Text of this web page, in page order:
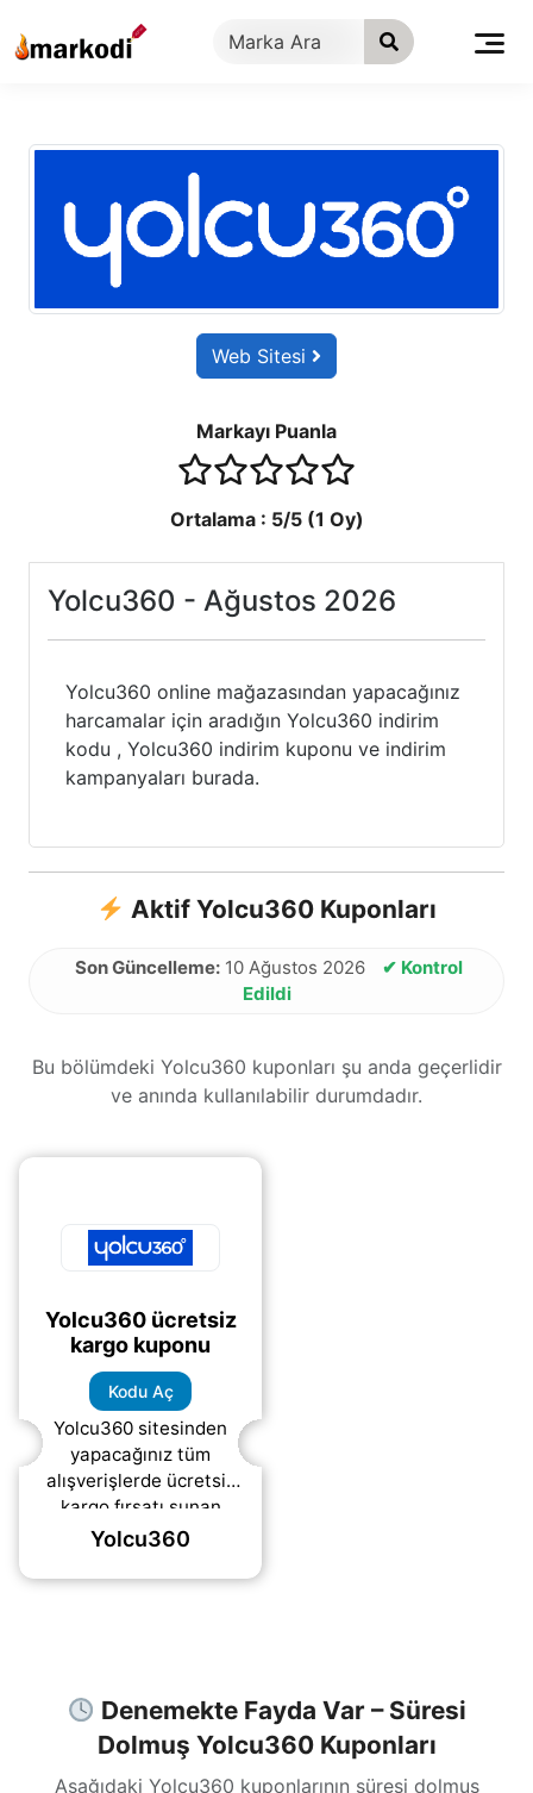
geç
Web Sitesi
Markayı Puanla
4 stars
3 stars
2 stars
1 stars
Ortalama : 5/5 (1 Oy)
Yolcu360 - Ağustos 2026
Yolcu360 online mağazasından yapacağınız
harcamalar için aradığın Yolcu360 indirim
kodu , Yolcu360 indirim kuponu ve indirim
kampanyaları burada.
Aktif Yolcu360 Kuponları
Son Güncelleme: 10 Ağustos 2026
✔ Kontrol
Edildi
Bu bölümdeki Yolcu360 kuponları şu anda geçerlidir
ve anında kullanılabilir durumdadır.
Yolcu360 ücretsiz
kargo kuponu
Kodu Aç
Yolcu360 sitesinden
yapacağınız tüm
alışverişlerde ücretsiz
kargo fırsatı sunan
kupon kodu.
Yolcu360
Denemekte Fayda Var – Süresi
Dolmuş Yolcu360 Kuponları
Aşağıdaki Yolcu360 kuponlarının süresi dolmuş